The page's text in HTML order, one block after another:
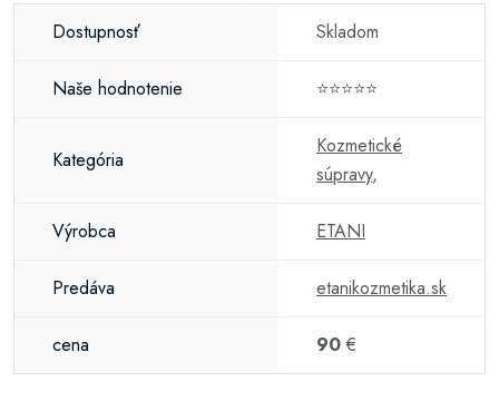
Dostupnosť Skladom
Naše hodnotenie ⭐⭐⭐⭐⭐
Kategória
Kozmetické
súpravy,
Výrobca ETANI
Predáva etanikozmetika.sk
cena 90 €